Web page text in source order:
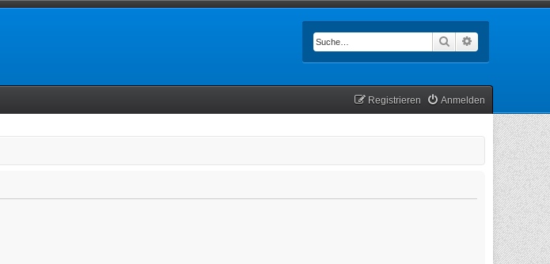
Suche
Anmelden
Registrieren